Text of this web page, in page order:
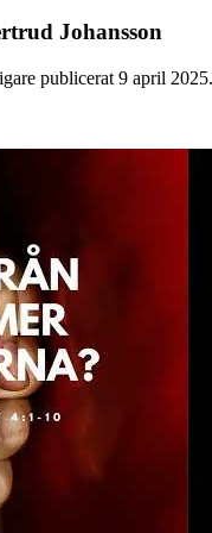
Johansson
publicerat 9 april 2025.